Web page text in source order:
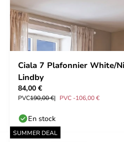
Ciala 7 Plafonnier White/
Lindby
84,00 €
PVC190,00 € PVC -106,00 €
En stock
SUMMER DEAL